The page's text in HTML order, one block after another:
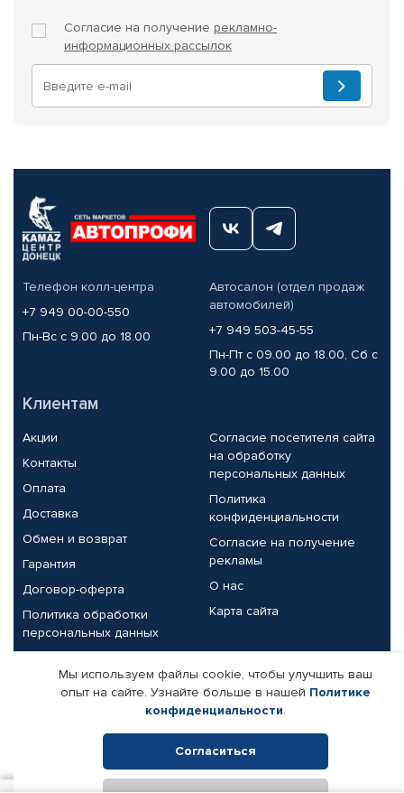
Согласие на получение рекламно-
информационных рассылок
Телефон колл-центра
+7 949 00-00-550
Пн-Вс с 9.00 до 18.00
Автосалон (отдел продаж
автомобилей)
+7 949 503-45-55
Пн-Пт с 09.00 до 18.00, Сб с
9.00 до 15.00
Клиентам
Акции
Контакты
Оплата
Доставка
Обмен и возврат
Гарантия
Договор-оферта
Политика обработки
персональных данных
Согласие посетителя сайта
на обработку
персональных данных
Политика
конфиденциальности
Согласие на получение
рекламы
О нас
Карта сайта
Партнерам
Корпоративным клиентам
Поставщикам
Реквизиты компании
Мы используем файлы cookie, чтобы улучшить ваш
опыт на сайте. Узнайте больше в нашей Политике
конфиденциальности.
Согласиться